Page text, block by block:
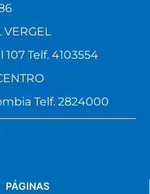
PÁGINAS
VERGEL
107 Telf. 4103554
Telf. 2824000